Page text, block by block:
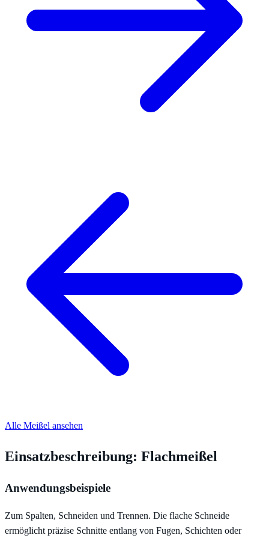
Alle Meißel ansehen
Einsatzbeschreibung: Flachmeißel
Anwendungsbeispiele
Zum Spalten, Schneiden und Trennen. Die flache Schneide
ermöglicht präzise Schnitte entlang von Fugen, Schichten oder